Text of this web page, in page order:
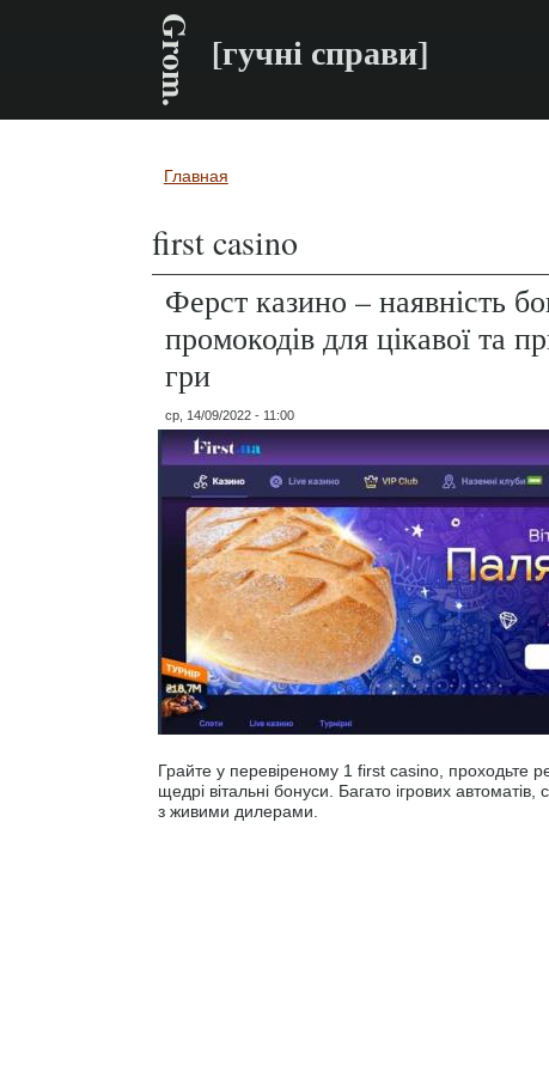
Grom. [гучні справи]
Вы здесь
Главная
first casino
Ферст казино – наявність
промокодів для цікавої та
гри
ср, 14/09/2022 - 11:00
Грайте у перевіреному 1 first casino, проходьте
щедрі вітальні бонуси. Багато ігрових автоматів,
з живими дилерами.